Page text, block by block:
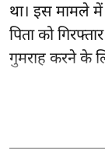
था। इस मामले
पिता को
गुमराह करने के